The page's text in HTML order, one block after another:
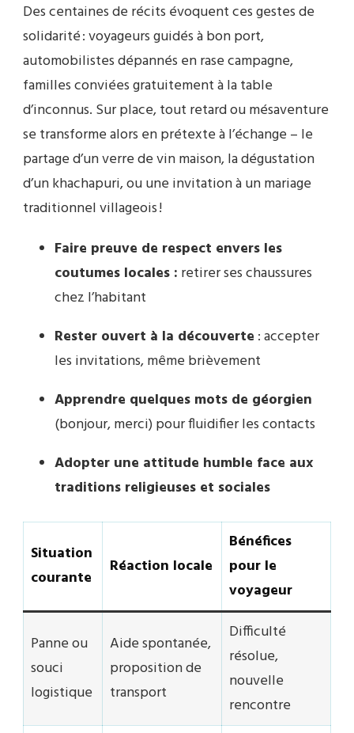
Des centaines de récits évoquent ces gestes de
solidarité : voyageurs guidés à bon port,
automobilistes dépannés en rase campagne,
familles conviées gratuitement à la table
d’inconnus. Sur place, tout retard ou mésaventure
se transforme alors en prétexte à l’échange – le
partage d’un verre de vin maison, la dégustation
d’un khachapuri, ou une invitation à un mariage
traditionnel villageois !
Faire preuve de respect envers les
coutumes locales : retirer ses chaussures
chez l’habitant
Rester ouvert à la découverte : accepter
les invitations, même brièvement
Apprendre quelques mots de géorgien
(bonjour, merci) pour fluidifier les contacts
Adopter une attitude humble face aux
traditions religieuses et sociales
Situation
courante
Réaction locale
Bénéfices
pour le
voyageur
Panne ou
souci
logistique
Aide spontanée,
proposition de
transport
Difficulté
résolue,
nouvelle
rencontre